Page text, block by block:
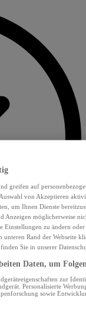
greifen auf
von Akzeptieren
um Ihnen Dienste
Anzeigen möglicherweise
Einstellungen zu ändern
Rand der Webseite
Sie in unserer
Daten, um
zur
Personalisierte
sowie